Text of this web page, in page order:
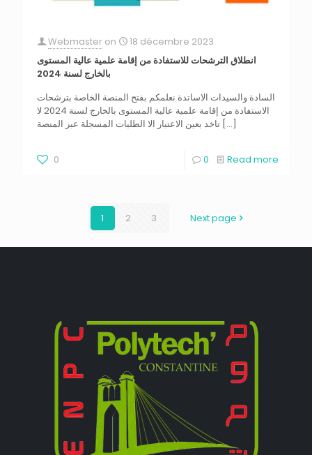
Webmaster on
18 décembre 2023
انطلاق الترشحات للاستفادة من إقامة علمية عالية المستوى
بالخارج لسنة 2024
السادة والسيدات الاساتدة نعلمكم بفتح المنصة الخاصة بترشحات
الاستفادة من إقامة علمية عالية المستوى بالخارج لسنة 2024 لا
تاخد بعين الاعتبار الا الطلبات المسجلة عبر المنصة […]
0 0 Read more
1 2 3 Next page